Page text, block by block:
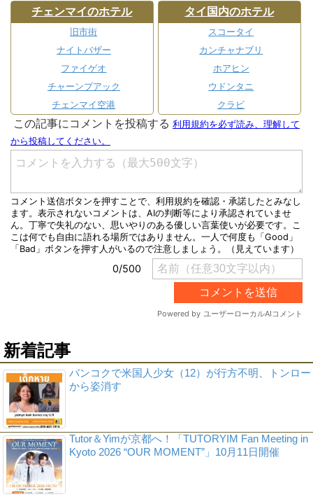
チェンマイのホテル
旧市街
ナイトバザー
ファイゲオ
チャーンプアック
チェンマイ空港
タイ国内のホテル
スコータイ
カンチャナブリ
ホアヒン
ウドンタニ
クラビ
新着記事
バンコクで米国人少女（12）が行方不明、トンロー
から姿消す
Tutor＆Yimが京都へ！「TUTORYIM Fan Meeting in
Kyoto 2026 “OUR MOMENT”」10月11日開催